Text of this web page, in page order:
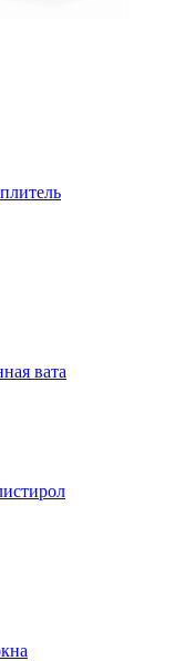
вата